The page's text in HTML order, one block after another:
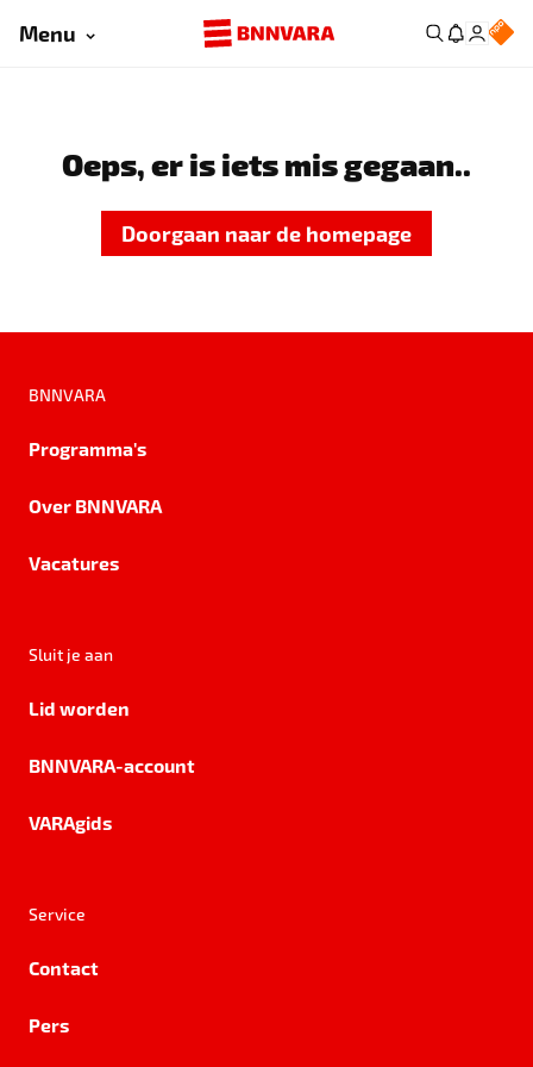
Menu
Oeps, er is iets mis gegaan..
Doorgaan naar de homepage
BNNVARA
Programma's
Over BNNVARA
Vacatures
Sluit je aan
Lid worden
BNNVARA-account
VARAgids
Service
Contact
Pers